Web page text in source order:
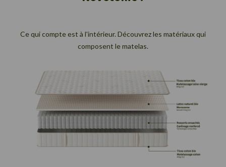
Ce qui compte est à l'intérieur. Découvrez les matériaux qui
composent le matelas.